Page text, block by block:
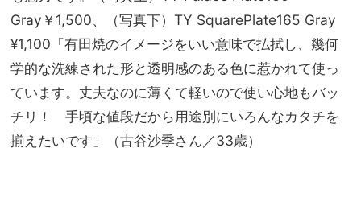
Gray￥1,500、（写真下）TY SquarePlate165 Gray
¥1,100「有田焼のイメージをいい意味で払拭し、幾何
学的な洗練された形と透明感のある色に惹かれて使っ
ています。丈夫なのに薄くて軽いので使い心地もバッ
チリ！ 手頃な値段だから用途別にいろんなカタチを
揃えたいです」（古谷沙季さん／33歳）